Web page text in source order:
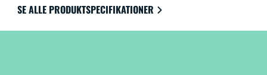
SE ALLE PRODUKTSPECIFIKATIONER